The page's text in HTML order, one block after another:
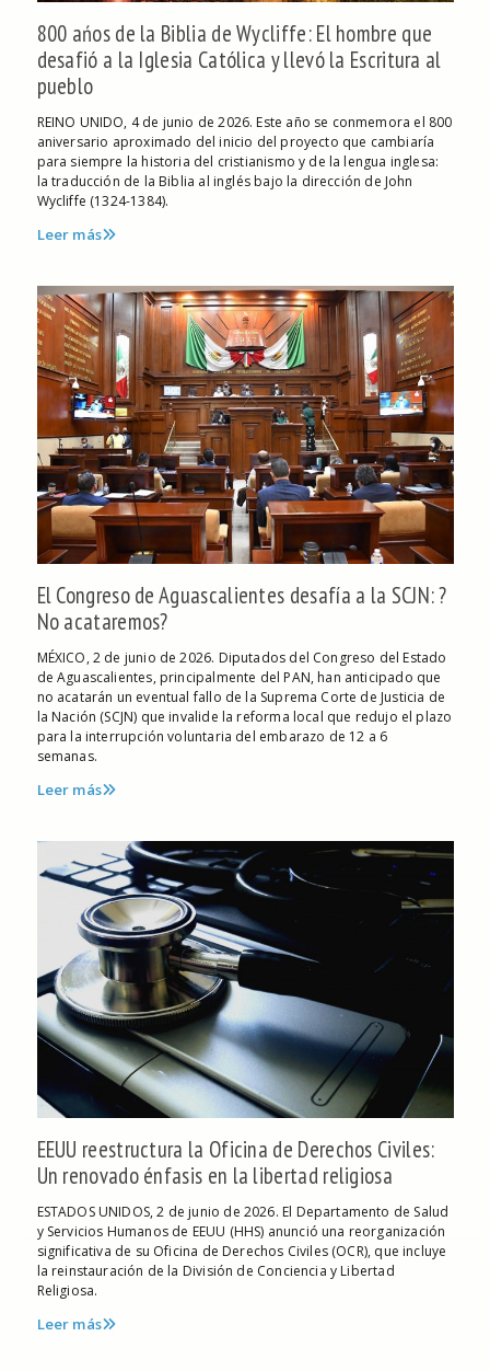
800 ańos de la Biblia de Wycliffe: El hombre que
desafió a la Iglesia Católica y llevó la Escritura al
pueblo
REINO UNIDO, 4 de junio de 2026. Este año se conmemora el 800
aniversario aproximado del inicio del proyecto que cambiaría
para siempre la historia del cristianismo y de la lengua inglesa:
la traducción de la Biblia al inglés bajo la dirección de John
Wycliffe (1324-1384).
Leer más
El Congreso de Aguascalientes desafía a la SCJN: ?
No acataremos?
MÉXICO, 2 de junio de 2026. Diputados del Congreso del Estado
de Aguascalientes, principalmente del PAN, han anticipado que
no acatarán un eventual fallo de la Suprema Corte de Justicia de
la Nación (SCJN) que invalide la reforma local que redujo el plazo
para la interrupción voluntaria del embarazo de 12 a 6
semanas.
Leer más
EEUU reestructura la Oficina de Derechos Civiles:
Un renovado énfasis en la libertad religiosa
ESTADOS UNIDOS, 2 de junio de 2026. El Departamento de Salud
y Servicios Humanos de EEUU (HHS) anunció una reorganización
significativa de su Oficina de Derechos Civiles (OCR), que incluye
la reinstauración de la División de Conciencia y Libertad
Religiosa.
Leer más